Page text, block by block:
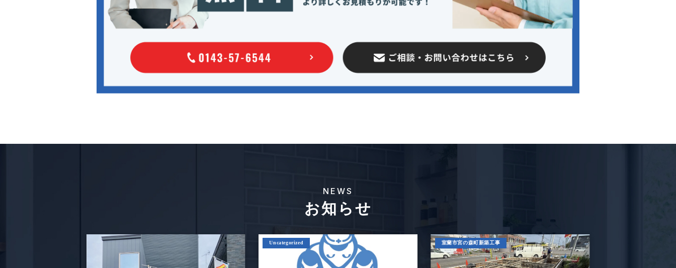
NEWS
お知らせ
Uncategorized 室蘭市宮の森町新築工事